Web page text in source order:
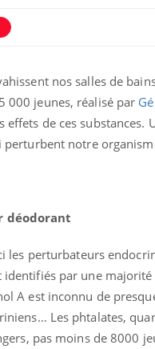
nos salles de
000 jeunes, réalisé par
de ces substances.
perturbent notre
déodorant
les perturbateurs
par une
A est inconnu de
Les phtalates,
pas moins de 8000